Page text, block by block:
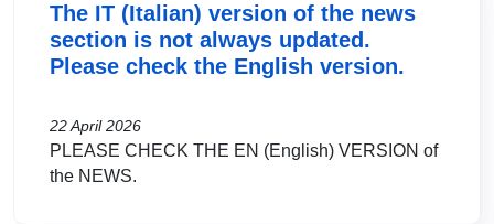
The IT (Italian) version of the news
section is not always updated.
Please check the English version.
22 April 2026
PLEASE CHECK THE EN (English) VERSION of
the NEWS.